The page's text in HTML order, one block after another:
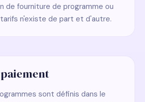
de fourniture de programme ou
n'existe de part et d'autre.
sont définis dans le